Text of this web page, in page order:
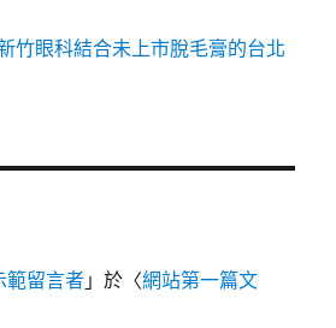
竹眼科結合未上市脫毛膏的台北
留言者 」於〈網站第一篇文